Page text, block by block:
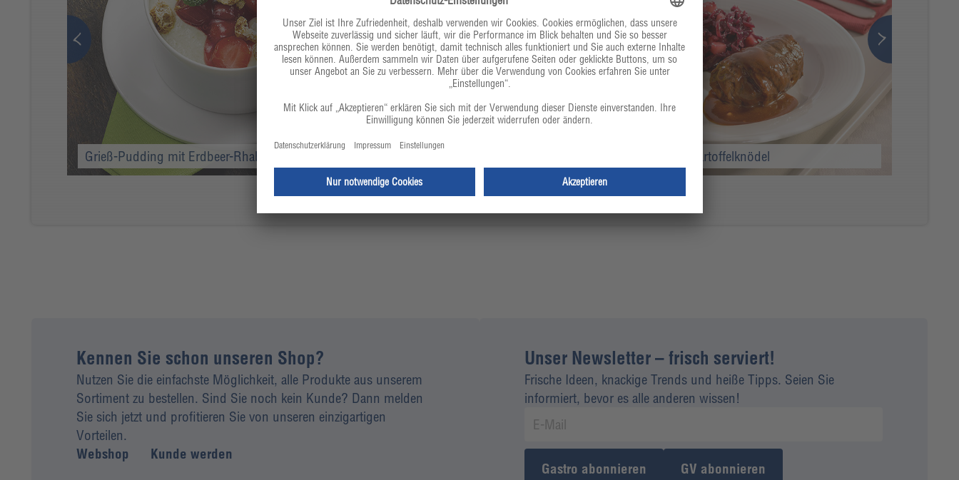
Grieß-Pudding mit Erdbeer-Rhabarber-Confit Hirschroulade mit Zimtrotkohl und Kartoffelknödel
Kennen Sie schon unseren Shop?
Nutzen Sie die einfachste Möglichkeit, alle Produkte aus unserem
Sortiment zu bestellen. Sind Sie noch kein Kunde? Dann melden
Sie sich jetzt und profitieren Sie von unseren einzigartigen
Vorteilen.
Webshop
Kunde werden
Unser Newsletter – frisch serviert!
Frische Ideen, knackige Trends und heiße Tipps. Seien Sie
informiert, bevor es alle anderen wissen!
Gastro abonnieren GV abonnieren